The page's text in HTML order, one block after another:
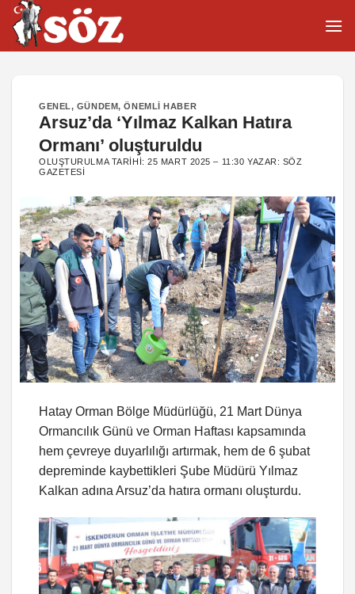
İçeriğe
atla
GENEL, GÜNDEM,ÖNEMLI HABER
Arsuz’da ‘Yılmaz Kalkan Hatıra
Ormanı’ oluşturuldu
OLUŞTURULMA TARIHI:25 MART 2025 – 11:30 YAZAR: SÖZ
GAZETESI
Hatay Orman Bölge Müdürlüğü, 21 Mart Dünya
Ormancılık Günü ve Orman Haftası kapsamında
hem çevreye duyarlılığı artırmak, hem de 6 şubat
depreminde kaybettikleri Şube Müdürü Yılmaz
Kalkan adına Arsuz’da hatıra ormanı oluşturdu.